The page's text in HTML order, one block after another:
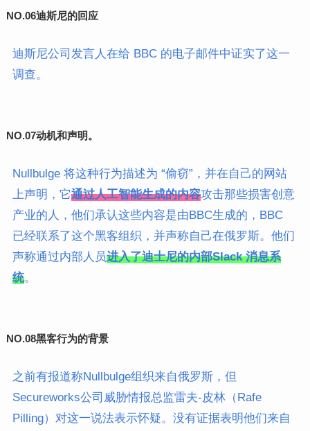
NO.06迪斯尼的回应
迪斯尼公司发言人在给 BBC 的电子邮件中证实了这一
调查。
NO.07动机和声明。
Nullbulge 将这种行为描述为 “偷窃”，并在自己的网站
上声明，它通过人工智能生成的内容攻击那些损害创意
产业的人，他们承认这些内容是由BBC生成的，BBC
已经联系了这个黑客组织，并声称自己在俄罗斯。他们
声称通过内部人员进入了迪士尼的内部Slack 消息系
统。
NO.08黑客行为的背景
之前有报道称Nullbulge组织来自俄罗斯，但
Secureworks公司威胁情报总监雷夫-皮林（Rafe
Pilling）对这一说法表示怀疑。没有证据表明他们来自